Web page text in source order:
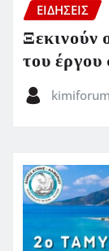
ΕΙΔΗΣΕΙΣ
Ξεκινούν
του
kimiforum